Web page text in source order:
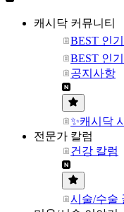
캐시닥 커뮤니티
BEST 인
BEST 인
공지사항
✨캐시닥
전문가 칼럼
건강 칼럼
시술/수술